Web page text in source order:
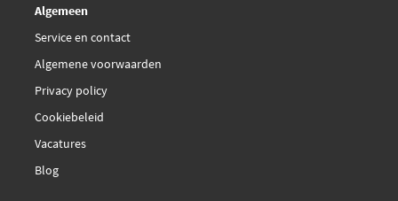
Algemeen
Service en contact
Algemene voorwaarden
Privacy policy
Cookiebeleid
Vacatures
Blog